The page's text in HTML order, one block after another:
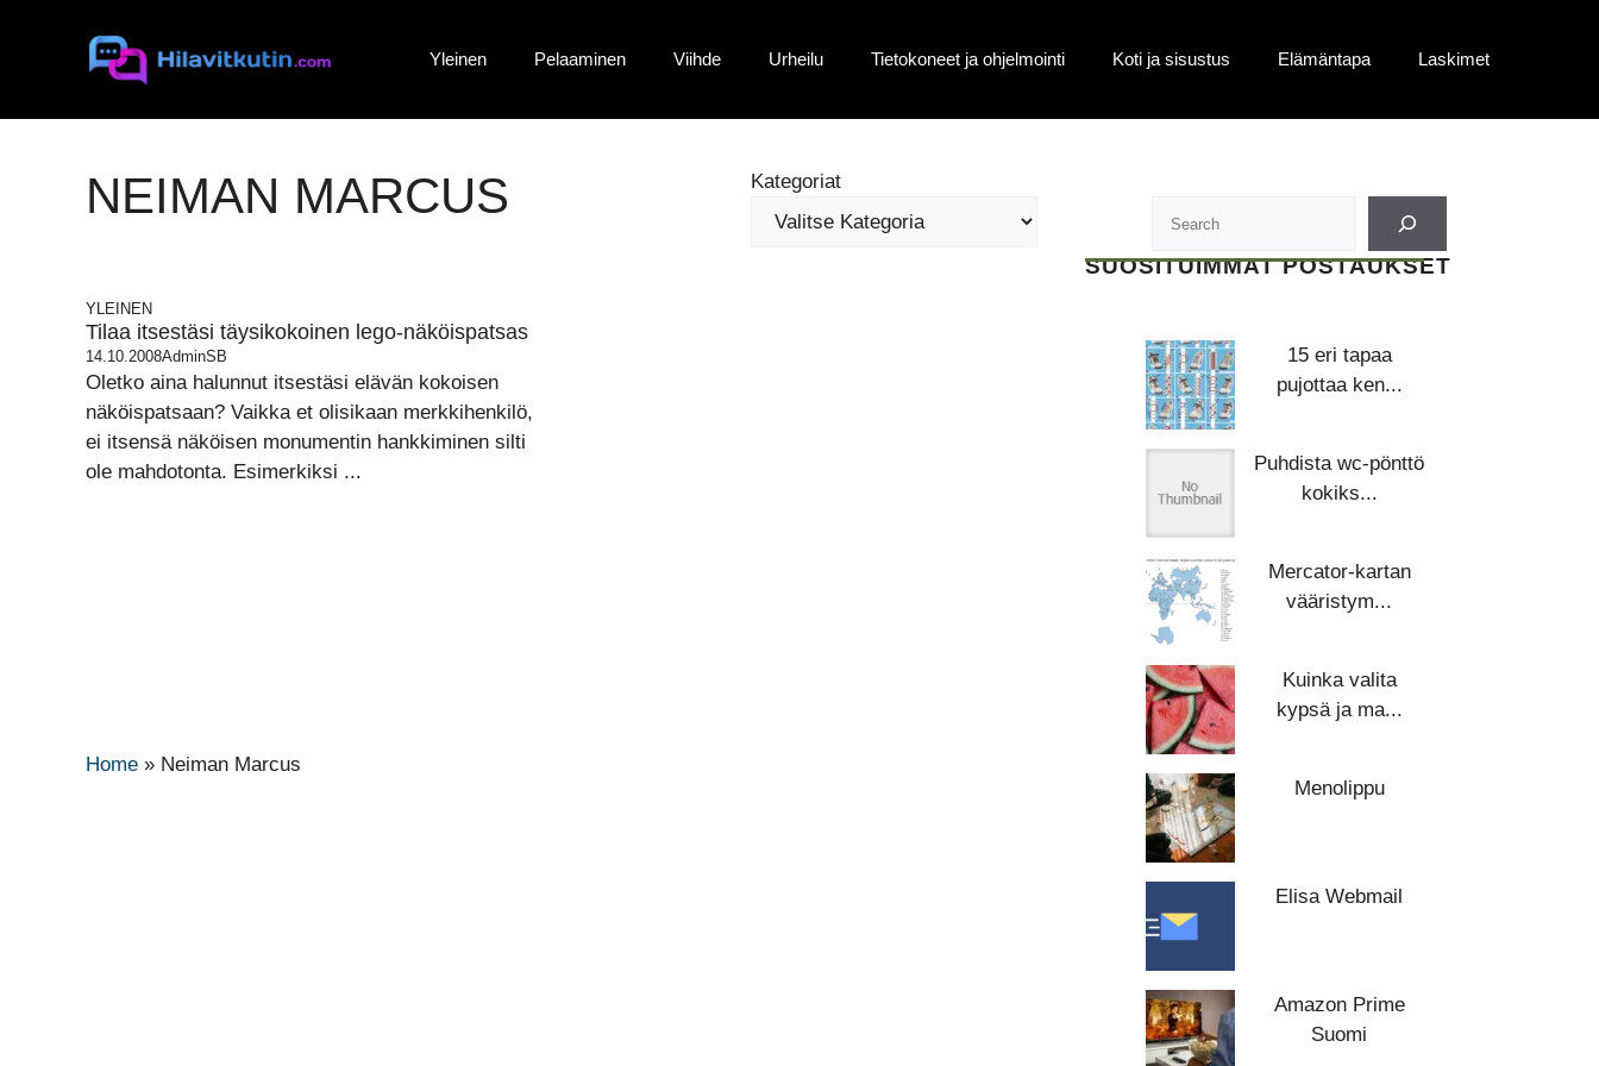
Yleinen Pelaaminen Viihde Urheilu Tietokoneet ja ohjelmointi Koti ja sisustus Elämäntapa Laskimet
NEIMAN MARCUS Kategoriat
YLEINEN
Tilaa itsestäsi täysikokoinen lego-näköispatsas
14.10.2008AdminSB
Oletko aina halunnut itsestäsi elävän kokoisen
näköispatsaan? Vaikka et olisikaan merkkihenkilö,
ei itsensä näköisen monumentin hankkiminen silti
ole mahdotonta. Esimerkiksi ...
Home » Neiman Marcus
SUOSITUIMMAT POSTAUKSET
15 eri tapaa
pujottaa ken...
Puhdista wc-pönttö
kokiks...
Mercator-kartan
vääristym...
Kuinka valita
kypsä ja ma...
Menolippu
Elisa Webmail
Amazon Prime
Suomi